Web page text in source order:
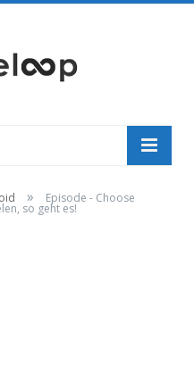
» Episode - Choose
so geht es!